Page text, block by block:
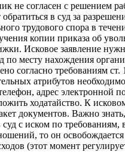
не согласен с решением
в суд за
трудового спора в
копии приказа об
Исковое заявление
по месту нахождения
согласно требованиям
атрибутов
адрес электронной
ходатайство. К
документов. Важно
суд с иском по
то он
(этот момент